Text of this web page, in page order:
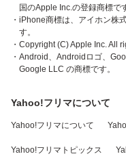
国のApple Inc.の登録商標で
・iPhone商標は、アイホン株
す。
・Copyright (C) Apple Inc. All
・Android、Androidロゴ、
Google LLC の商標です。
Yahoo!フリマについて
Yahoo!フリマについて
Yahoo!フリマトピックス